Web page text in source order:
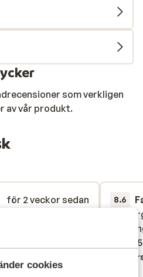
cookies
som verkligen
av vår produkt.
för 2 veckor sedan
est
est
8.6
Heel
mooi
ik een
Heel
mooi
ik een